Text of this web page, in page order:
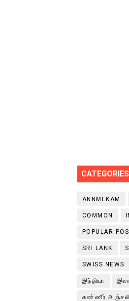
CATEGORIES
ANNMEKAM
COMMON
POPULAR
SRI LANK
SWISS NEWS
இந்தியா
கண்ணீர் அஞ்சலி